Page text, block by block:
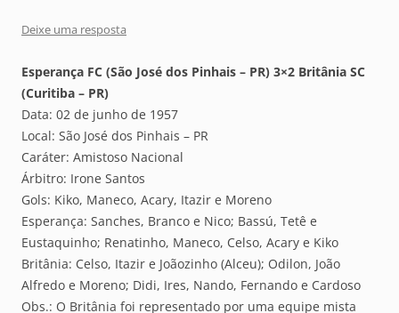
Deixe uma resposta
Esperança FC (São José dos Pinhais – PR) 3×2 Britânia SC
(Curitiba – PR)
Data: 02 de junho de 1957
Local: São José dos Pinhais – PR
Caráter: Amistoso Nacional
Árbitro: Irone Santos
Gols: Kiko, Maneco, Acary, Itazir e Moreno
Esperança: Sanches, Branco e Nico; Bassú, Tetê e
Eustaquinho; Renatinho, Maneco, Celso, Acary e Kiko
Britânia: Celso, Itazir e Joãozinho (Alceu); Odilon, João
Alfredo e Moreno; Didi, Ires, Nando, Fernando e Cardoso
Obs.: O Britânia foi representado por uma equipe mista